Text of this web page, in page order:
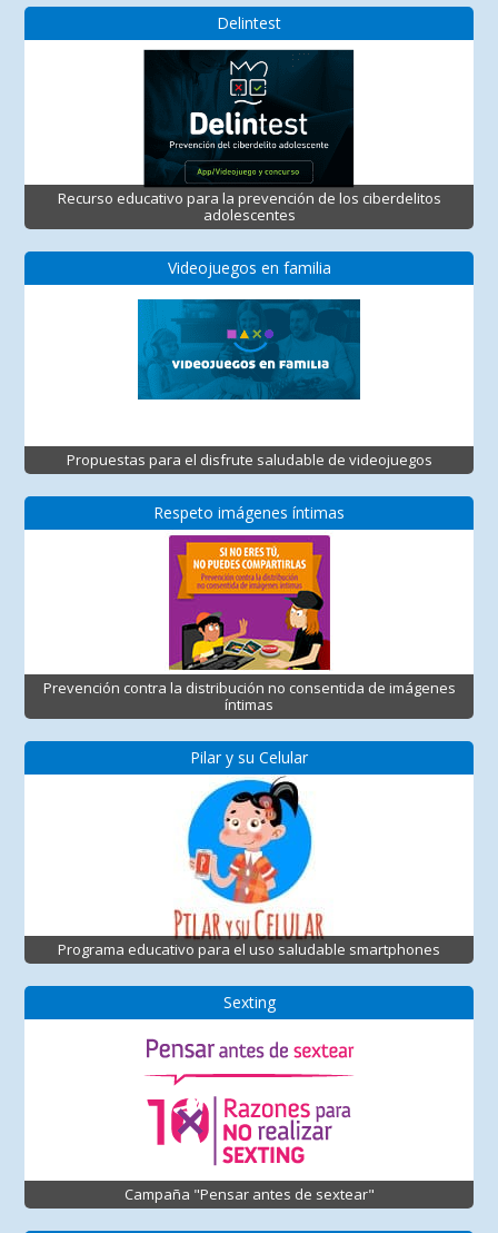
Delintest
Recurso educativo para la prevención de los ciberdelitos
adolescentes
Videojuegos en familia
Propuestas para el disfrute saludable de videojuegos
Respeto imágenes íntimas
Prevención contra la distribución no consentida de imágenes
íntimas
Pilar y su Celular
Programa educativo para el uso saludable smartphones
Sexting
Campaña "Pensar antes de sextear"